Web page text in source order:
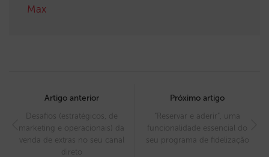
Max
navigation
Artigo anterior
Desafios (estratégicos, de
marketing e operacionais) da
venda de extras no seu canal
direto
Próximo artigo
“Reservar e aderir”, uma
funcionalidade essencial do
seu programa de fidelização